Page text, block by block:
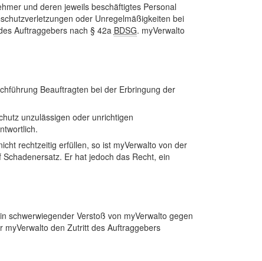
und deren jeweils beschäftigtes Personal
oder Unregelmäßigkeiten bei
Auftraggebers nach § 42a BDSG. myVerwalto
Beauftragten bei der Erbringung der
unzulässigen oder unrichtigen
rechtzeitig erfüllen, so ist myVerwalto von der
Er hat jedoch das Recht, ein
schwerwiegender Verstoß von myVerwalto gegen
den Zutritt des Auftraggebers